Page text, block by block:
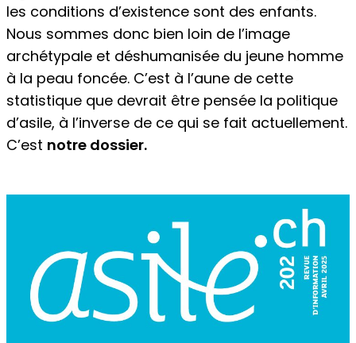
les conditions d’existence sont des enfants.
Nous sommes donc bien loin de l’image
archétypale et déshumanisée du jeune homme
à la peau foncée. C’est à l’aune de cette
statistique que devrait être pensée la politique
d’asile, à l’inverse de ce qui se fait actuellement.
C’est notre dossier.